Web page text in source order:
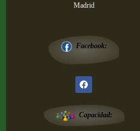
Madrid
Facebook:
Capacidad: